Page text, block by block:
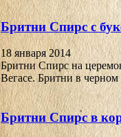
Бритни Спирс с
18 января 2014
Бритни Спирс на
Вегасе. Бритни в черном
Бритни Спирс в